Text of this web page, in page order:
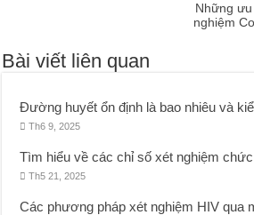
Những
nghiệm
Bài viết liên quan
Đường huyết ổn định là bao nhiêu và
Th6 9, 2025
Tìm hiểu về các chỉ số xét nghiệm
Th5 21, 2025
Các phương pháp xét nghiệm HIV qua